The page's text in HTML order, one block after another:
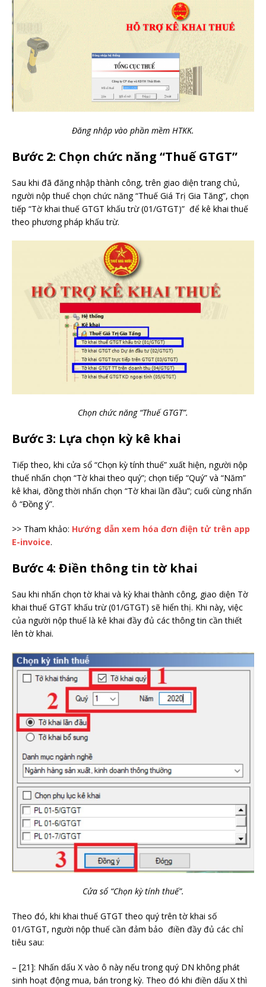
Đăng nhập vào phần mềm HTKK.
Bước 2: Chọn chức năng “Thuế GTGT”
Sau khi đã đăng nhập thành công, trên giao diện trang chủ,
người nộp thuế chọn chức năng “Thuế Giá Trị Gia Tăng”, chọn
tiếp “Tờ khai thuế GTGT khấu trừ (01/GTGT)” để kê khai thuế
theo phương pháp khấu trừ.
Chọn chức năng “Thuế GTGT”.
Bước 3: Lựa chọn kỳ kê khai
Tiếp theo, khi cửa sổ “Chọn kỳ tính thuế” xuất hiện, người nộp
thuế nhấn chọn “Tờ khai theo quý”; chọn tiếp “Quý” và “Năm”
kê khai, đồng thời nhấn chọn “Tờ khai lần đầu”; cuối cùng nhấn
ô “Đồng ý”.
>> Tham khảo: Hướng dẫn xem hóa đơn điện tử trên app
E-invoice.
Bước 4: Điền thông tin tờ khai
Sau khi nhấn chọn tờ khai và kỳ khai thành công, giao diện Tờ
khai thuế GTGT khấu trừ (01/GTGT) sẽ hiển thị. Khi này, việc
của người nộp thuế là kê khai đầy đủ các thông tin cần thiết
lên tờ khai.
Cửa sổ “Chọn kỳ tính thuế”.
Theo đó, khi khai thuế GTGT theo quý trên tờ khai số
01/GTGT, người nộp thuế cần đảm bảo điền đầy đủ các chỉ
tiêu sau:
– [21]: Nhấn dấu X vào ô này nếu trong quý DN không phát
sinh hoạt động mua, bán trong kỳ. Theo đó khi điền dấu X thì